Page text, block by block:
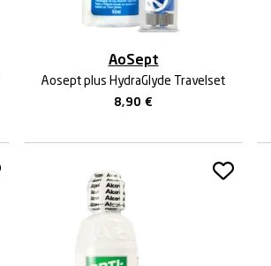
AoSept
Aosept plus HydraGlyde Travelset
8,90€